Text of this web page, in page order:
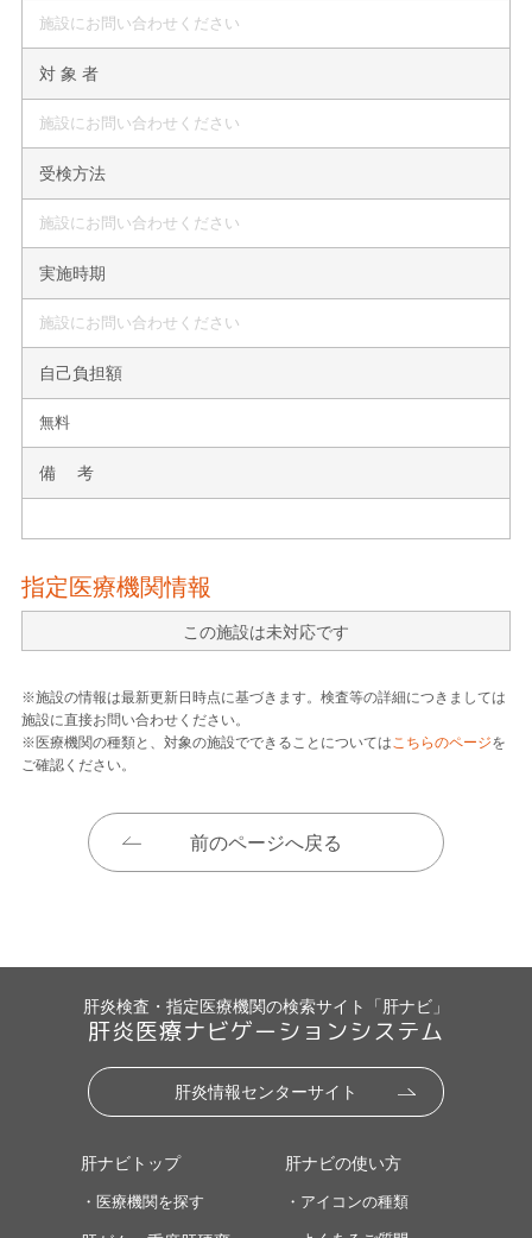
施設にお問い合わせください
対 象 者
施設にお問い合わせください
受検方法
施設にお問い合わせください
実施時期
施設にお問い合わせください
自己負担額
無料
備 考
指定医療機関情報
この施設は未対応です
※施設の情報は最新更新日時点に基づきます。検査等の詳細につきましては
施設に直接お問い合わせください。
※医療機関の種類と、対象の施設でできることについてはこちらのページを
ご確認ください。
前のページへ戻る
肝炎検査・指定医療機関の検索サイト「肝ナビ」
肝炎医療ナビゲーションシステム
肝炎情報センターサイト
肝ナビトップ
・医療機関を探す
肝ナビの使い方
・アイコンの種類